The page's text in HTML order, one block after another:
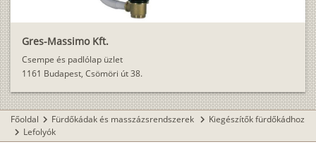
Gres-Massimo Kft.
Csempe és padlólap üzlet
1161 Budapest, Csömöri út 38.
Főoldal chevron_right Fürdőkádak és masszázsrendszerek chevron_right Kiegészítők fürdőkádhoz
chevron_right Lefolyók